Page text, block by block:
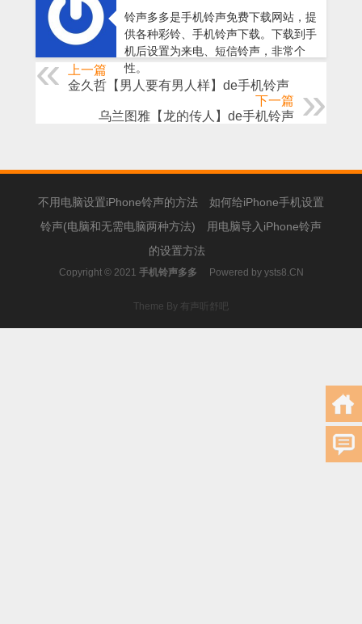
铃声多多是手机铃声免费下载网站，提
供各种彩铃、手机铃声下载。下载到手
机后设置为来电、短信铃声，非常个
性。
上一篇
金久哲【男人要有男人样】de手机铃声
下一篇
乌兰图雅【龙的传人】de手机铃声
不用电脑设置iPhone铃声的方法
如何给iPhone手机设置
铃声(电脑和无需电脑两种方法)
用电脑导入iPhone铃声
的设置方法
Copyright © 2021 手机铃声多多 Powered by ysts8.CN
Theme By 有声听舒吧